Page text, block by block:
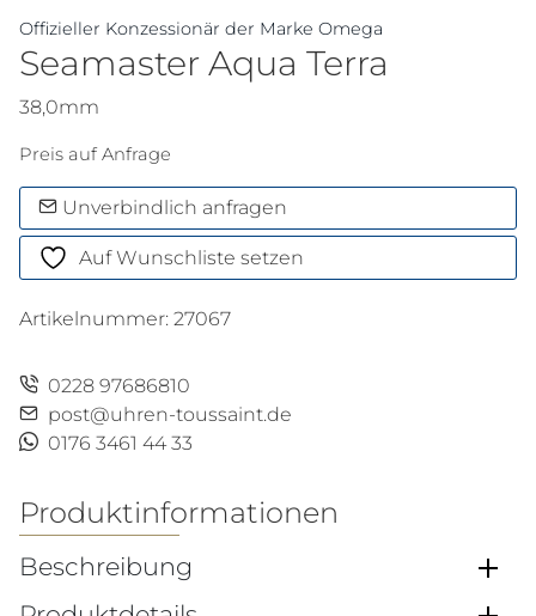
Offizieller Konzessionär der Marke Omega
Seamaster Aqua Terra
38,0mm
Preis auf Anfrage
Unverbindlich anfragen
Auf Wunschliste setzen
Artikelnummer: 27067
0228 97686810
post@uhren-toussaint.de
0176 3461 44 33
Produktinformationen
Beschreibung